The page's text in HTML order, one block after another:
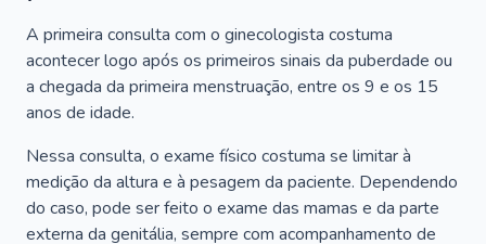
A primeira consulta com o ginecologista costuma
acontecer logo após os primeiros sinais da puberdade ou
a chegada da primeira menstruação, entre os 9 e os 15
anos de idade.
Nessa consulta, o exame físico costuma se limitar à
medição da altura e à pesagem da paciente. Dependendo
do caso, pode ser feito o exame das mamas e da parte
externa da genitália, sempre com acompanhamento de